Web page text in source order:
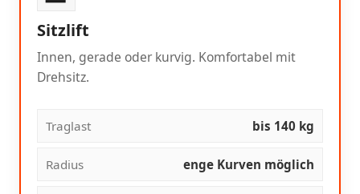
Sitzlift
Innen, gerade oder kurvig. Komfortabel mit
Drehsitz.
Traglast bis 140 kg
Radius enge Kurven möglich